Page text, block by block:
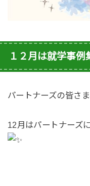
１２月は就学事例
パートナーズの皆さ
12月はパートナーズ